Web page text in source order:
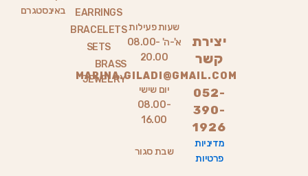
יצירת
קשר
MARINA.GILADI@GMAIL.COM
052-
390-
1926
מדיניות
פרטיות
שעות פעילות
א'-ה' 08.00-
20.00
יום שישי
08.00-
16.00
שבת סגור
EARRINGS
BRACELETS
SETS
BRASS
JEWELRY
באינסטגרם